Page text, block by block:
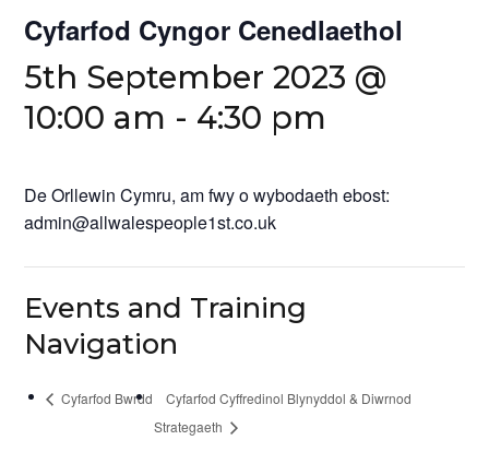
Cyfarfod Cyngor Cenedlaethol
5th September 2023 @
10:00 am - 4:30 pm
De Orllewin Cymru, am fwy o wybodaeth ebost:
admin@allwalespeople1st.co.uk
Events and Training
Navigation
Cyfarfod Bwrdd
Cyfarfod Cyffredinol Blynyddol & Diwrnod
Strategaeth